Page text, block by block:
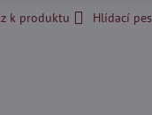
k produktu Hlídací pes